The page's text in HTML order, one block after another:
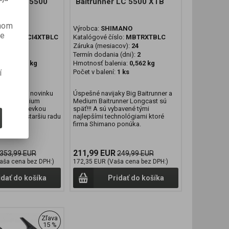
MBTRCI4XTBLC
0,501 kg
1 ks
prináša novinku
Medium
B (s cievkou
staršiu radu
353,99 EUR
cena bez DPH:)
do košíka
Výrobca: SHIMANO
Katalógové číslo: MBTRXTBLC
Záruka (mesiacov): 24
Termín dodania (dni): 2
Hmotnosť balenia: 0,562 kg
Počet v balení: 1 ks
Úspešné navijaky Big Baitrunner a
Medium Baitrunner Longcast sú
späť!!! A sú vybavené tými
najlepšími technológiami ktoré
firma Shimano ponúka.
211,99 EUR249,99 EUR
172,35 EUR (Vaša cena bez DPH:)
Pridať do košíka
Zľava
15 %